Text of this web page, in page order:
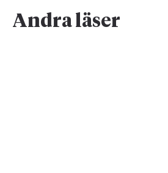
Andra läser